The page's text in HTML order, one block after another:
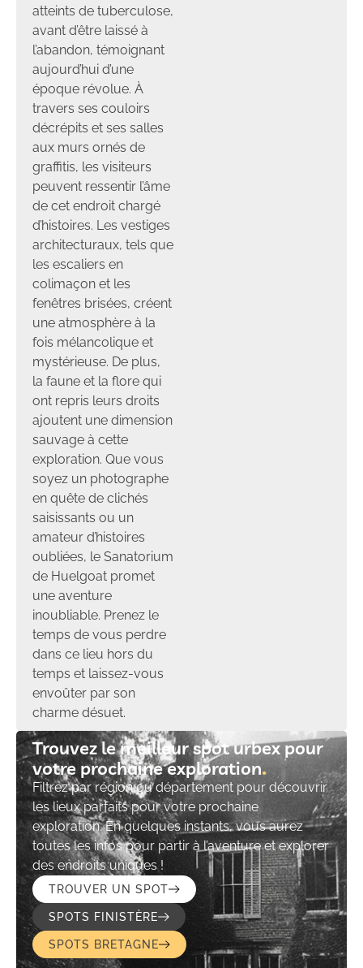
atteints de tuberculose,
avant d’être laissé à
l’abandon, témoignant
aujourd’hui d’une
époque révolue. À
travers ses couloirs
décrépits et ses salles
aux murs ornés de
graffitis, les visiteurs
peuvent ressentir l’âme
de cet endroit chargé
d’histoires. Les vestiges
architecturaux, tels que
les escaliers en
colimaçon et les
fenêtres brisées, créent
une atmosphère à la
fois mélancolique et
mystérieuse. De plus,
la faune et la flore qui
ont repris leurs droits
ajoutent une dimension
sauvage à cette
exploration. Que vous
soyez un photographe
en quête de clichés
saisissants ou un
amateur d’histoires
oubliées, le Sanatorium
de Huelgoat promet
une aventure
inoubliable. Prenez le
temps de vous perdre
dans ce lieu hors du
temps et laissez-vous
envoûter par son
charme désuet.
Trouvez le meilleur spot urbex pour
votre prochaine exploration​
Filtrez par région ou département pour découvrir
les lieux parfaits pour votre prochaine
exploration. En quelques instants, vous aurez
toutes les infos pour partir à l’aventure et explorer
des endroits uniques !
TROUVER UN SPOT
SPOTS FINISTÈRE
SPOTS BRETAGNE